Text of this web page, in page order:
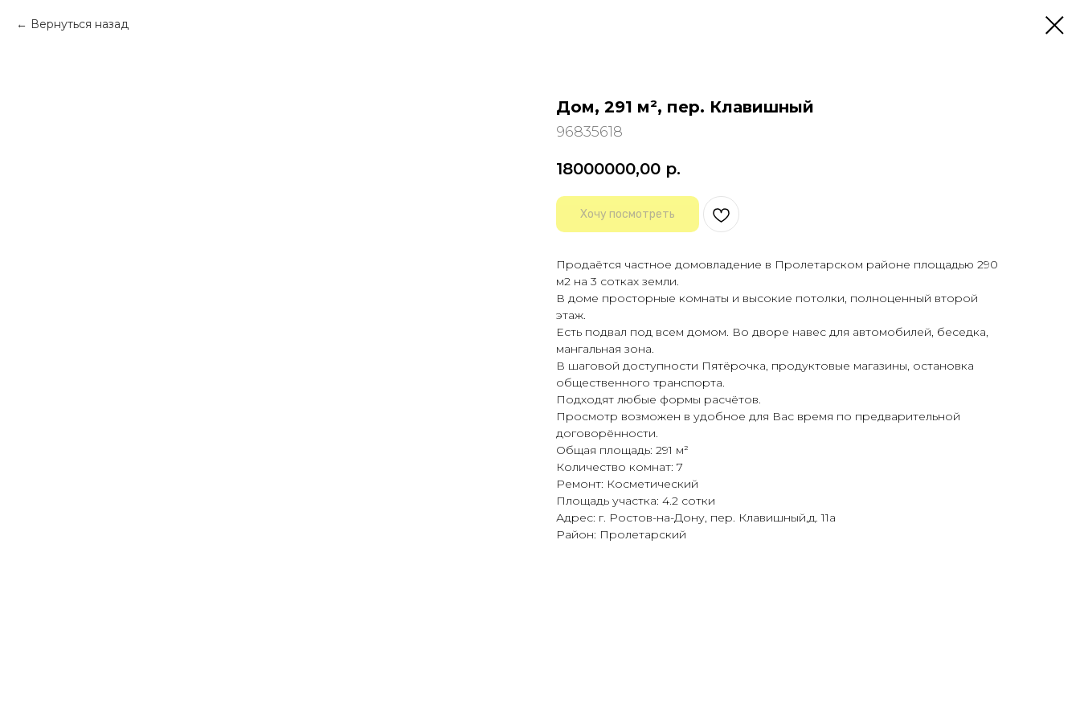
Вернуться назад
Дом, 291 м², пер. Клавишный
96835618
18000000,00 р.
Хочу посмотреть
Продаётся частное домовладение в Пролетарском районе площадью 290
м2 на 3 сотках земли.
В доме просторные комнаты и высокие потолки, полноценный второй
этаж.
Есть подвал под всем домом. Во дворе навес для автомобилей, беседка,
мангальная зона.
В шаговой доступности Пятёрочка, продуктовые магазины, остановка
общественного транспорта.
Подходят любые формы расчётов.
Просмотр возможен в удобное для Вас время по предварительной
договорённости.
Общая площадь: 291 м²
Количество комнат: 7
Ремонт: Косметический
Площадь участка: 4.2 сотки
Адрес: г. Ростов-на-Дону, пер. Клавишный,д. 11а
Район: Пролетарский